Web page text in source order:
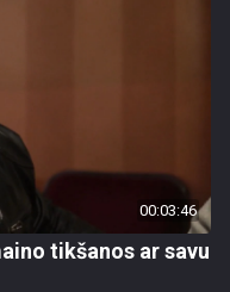
00:03:46
tikšanos ar savu